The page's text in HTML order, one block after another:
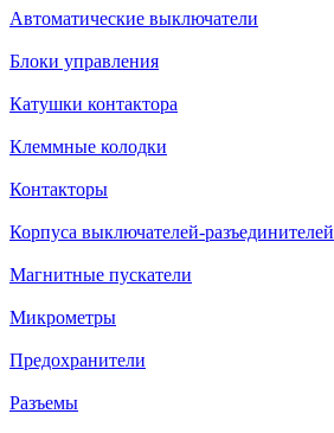
Автоматические выключатели
Блоки управления
Катушки контактора
Клеммные колодки
Контакторы
Корпуса выключателей-разъединителей
Магнитные пускатели
Микрометры
Предохранители
Разъемы